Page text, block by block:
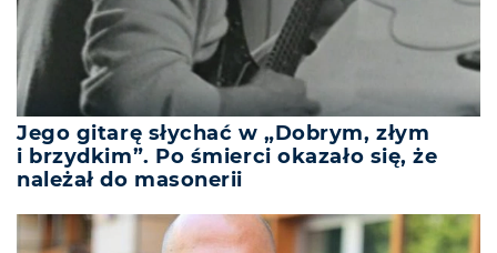
Jego gitarę słychać w „Dobrym, złym
i brzydkim”. Po śmierci okazało się, że
należał do masonerii